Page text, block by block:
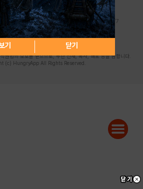
기 닫기
:119-86-61101 (주)스마트나우 대표이사:송현두
지털1로 171 연락처:063-284-8635 팩스:02-6265-0377
책임자:김동욱desk@hungryapp.co.kr
:서울아02322 | 등록일자:2016년4월25일
주)스마트나우 송현두 | 편집인:김동욱
권법의 보호를 받으므로, 무단 전재, 복사, 배포 등을 금합니다.
(c) HungryApp All Rights Reserved.